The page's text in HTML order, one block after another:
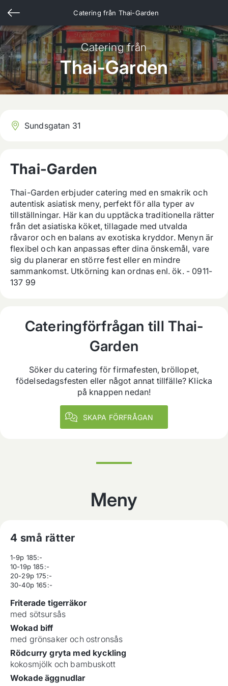
Catering från Thai-Garden
Catering från
Thai-Garden
Sundsgatan 31
Thai-Garden
Thai-Garden erbjuder catering med en smakrik och
autentisk asiatisk meny, perfekt för alla typer av
tillställningar. Här kan du upptäcka traditionella rätter
från det asiatiska köket, tillagade med utvalda
råvaror och en balans av exotiska kryddor. Menyn är
flexibel och kan anpassas efter dina önskemål, vare
sig du planerar en större fest eller en mindre
sammankomst. Utkörning kan ordnas enl. ök. - 0911-
137 99
Cateringförfrågan tillThai-
Garden
Söker du catering för firmafesten, bröllopet,
födelsedagsfesten eller något annat tillfälle? Klicka
på knappen nedan!
SKAPA FÖRFRÅGAN
Meny
4 små rätter
1-9p 185:-
10-19p 185:-
20-29p 175:-
30-40p 165:-
Friterade tigerräkor
med sötsursås
Wokad biff
med grönsaker och ostronsås
Rödcurry gryta med kyckling
kokosmjölk och bambuskott
Wokade äggnudlar